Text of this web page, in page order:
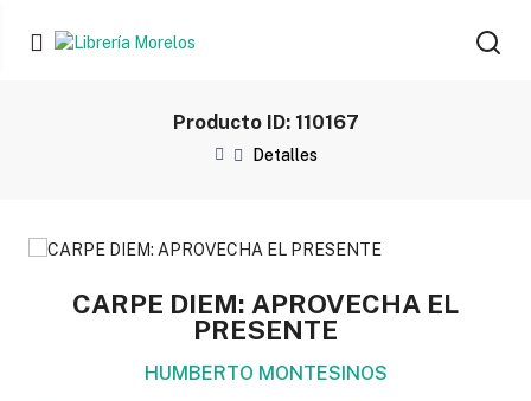
Producto ID: 110167
Detalles
CARPE DIEM: APROVECHA EL
PRESENTE
HUMBERTO MONTESINOS